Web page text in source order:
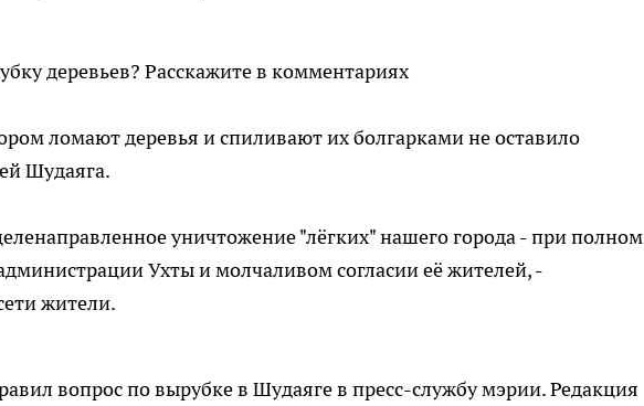
деревьев? Расскажите в комментариях
ломают деревья и спиливают их болгарками не оставило
Шудаяга.
уничтожение "лёгких" нашего города - при полном
Ухты и молчаливом согласии её жителей, -
жители.
вопрос по вырубке в Шудаяге в пресс-службу мэрии. Редакция